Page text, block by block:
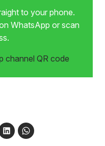
to your phone.
WhatsApp or scan